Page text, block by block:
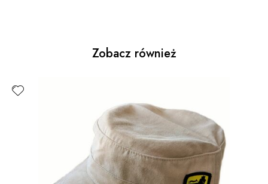
Zobacz również